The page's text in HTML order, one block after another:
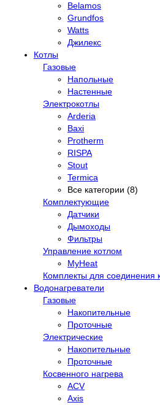
Belamos
Grundfos
Watts
Джилекс
Котлы
Газовые
Напольные
Настенные
Электрокотлы
Arderia
Baxi
Protherm
RISPA
Stout
Termica
Все категории (8)
Комплектующие
Датчики
Дымоходы
Фильтры
Управление котлом
MyHeat
Комплекты для соединения
Водонагреватели
Газовые
Накопительные
Проточные
Электрические
Накопительные
Проточные
Косвенного нагрева
ACV
Axis